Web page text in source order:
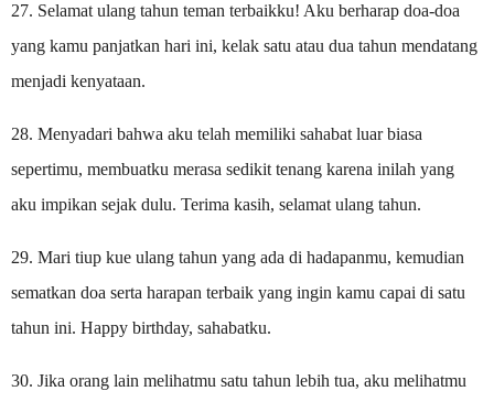
27. Selamat ulang tahun teman terbaikku! Aku berharap doa-doa
yang kamu panjatkan hari ini, kelak satu atau dua tahun mendatang
menjadi kenyataan.
28. Menyadari bahwa aku telah memiliki sahabat luar biasa
sepertimu, membuatku merasa sedikit tenang karena inilah yang
aku impikan sejak dulu. Terima kasih, selamat ulang tahun.
29. Mari tiup kue ulang tahun yang ada di hadapanmu, kemudian
sematkan doa serta harapan terbaik yang ingin kamu capai di satu
tahun ini. Happy birthday, sahabatku.
30. Jika orang lain melihatmu satu tahun lebih tua, aku melihatmu